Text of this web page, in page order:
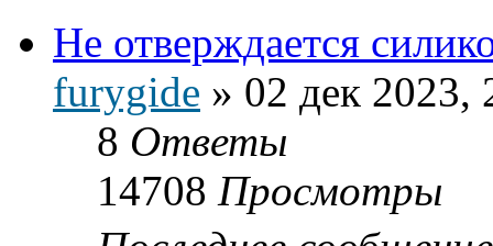
Не отверждается
furygide » 02 дек 2023,
8 Ответы
14708 Просмотры